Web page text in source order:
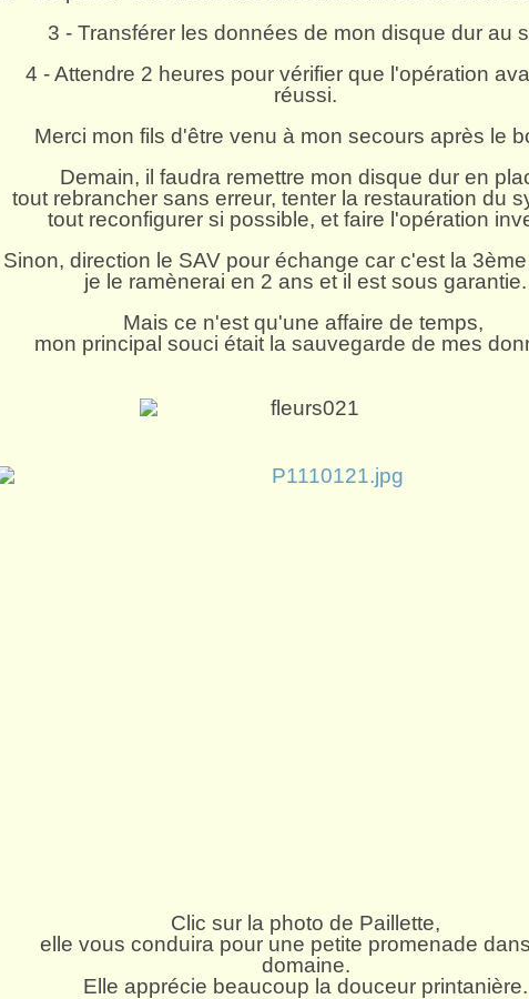
3 - Transférer les données de mon disque dur au
4 - Attendre 2 heures pour vérifier que l'opération
réussi.
Merci mon fils d'être venu à mon secours après le
Demain, il faudra remettre mon disque dur en
tout rebrancher sans erreur, tenter la restauration du
tout reconfigurer si possible, et faire l'opération
Sinon, direction le SAV pour échange car c'est la
je le ramènerai en 2 ans et il est sous garantie.
Mais ce n'est qu'une affaire de temps,
mon principal souci était la sauvegarde de mes
Clic sur la photo de Paillette,
elle vous conduira pour une petite promenade
domaine.
Elle apprécie beaucoup la douceur printanière.